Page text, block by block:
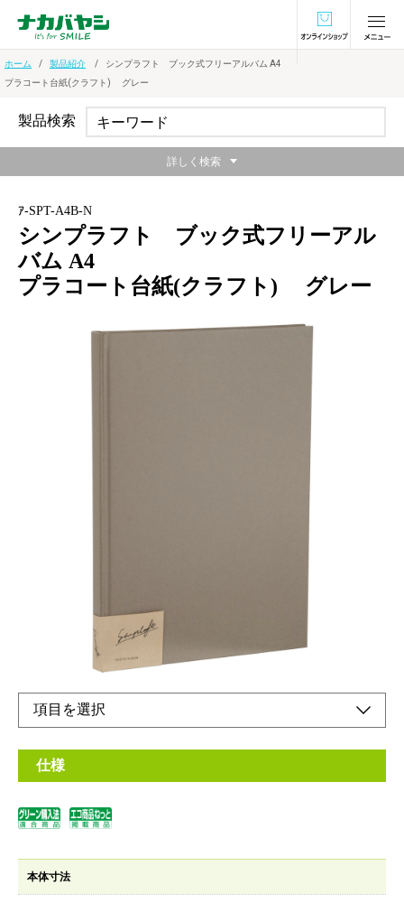
オンラインショ
ホーム 製品紹介
シンプラフト ブック式フリーアルバム A4
プラコート台紙(クラフト) グレー
ｱ-SPT-A4B-N
シンプラフト ブック式フリーアル
バム A4
プラコート台紙(クラフト) グレー
オンラインショップ
仕様
本体寸法
製品検索
詳しく検索